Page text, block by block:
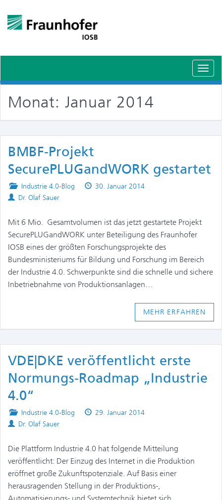
Monat: Januar 2014
BMBF-Projekt
SecurePLUGandWORK gestartet
Posted
in
Industrie 4.0-Blog
Published
30. Januar 2014
Authors
Dr. Olaf Sauer
Mit 6 Mio.  Gesamtvolumen ist das jetzt gestartete Projekt
SecurePLUGandWORK unter Beteiligung des Fraunhofer
IOSB eines der größten Forschungsprojekte des
Bundesministeriums für Bildung und Forschung im Bereich
der Industrie 4.0. Schwerpunkte sind die schnelle und sichere
Inbetriebnahme von Produktionsanlagen…
MEHR ERFAHREN
VDE|DKE veröffentlicht erste
Normungs-Roadmap „Industrie
4.0“
Posted
in
Industrie 4.0-Blog
Published
29. Januar 2014
Authors
Dr. Olaf Sauer
Die Plattform Industrie 4.0 hat folgende Mitteilung
veröffentlicht: Der Einzug des Internet in die Produktion
eröffnet große Zukunftspotenziale. Auf Basis einer
herausragenden Stellung in der Produktions-,